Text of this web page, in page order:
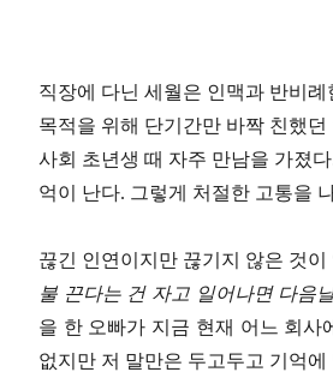
직장에 다닌 세월은 인맥과 반비례
목적을 위해 단기간만 바짝 친했
사회 초년생 때 자주 만남을 가졌다
억이 난다. 그렇게 처절한 고통을
끊긴 인연이지만 끊기지 않은 것이
불 끈다는 건 자고 일어나면 다음
을 한 오빠가 지금 현재 어느 회사
없지만 저 말만은 두고두고 기억에